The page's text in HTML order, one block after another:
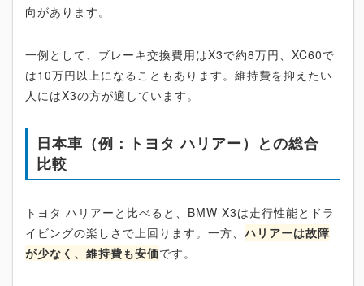
向があります。
一例として、ブレーキ交換費用はX3で約8万円、XC60で
は10万円以上になることもあります。維持費を抑えたい
人にはX3の方が適しています。
日本車（例：トヨタ ハリアー）との総合
比較
トヨタ ハリアーと比べると、BMW X3は走行性能とドラ
イビングの楽しさで上回ります。一方、ハリアーは故障
が少なく、維持費も安価です。